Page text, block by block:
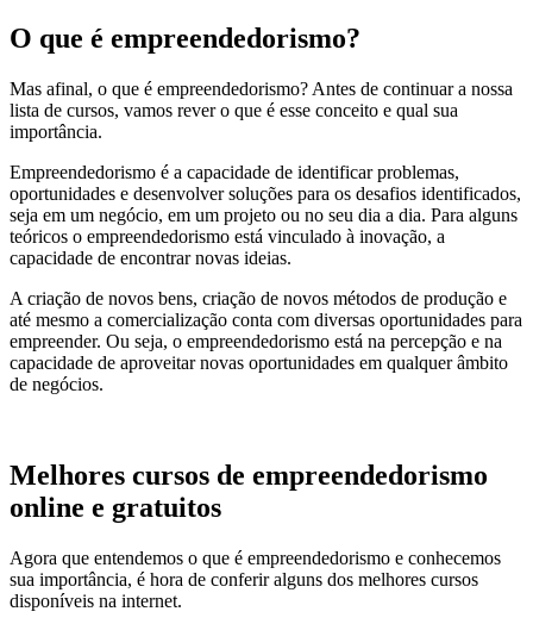
O que é empreendedorismo?
Mas afinal, o que é empreendedorismo? Antes de continuar a nossa
lista de cursos, vamos rever o que é esse conceito e qual sua
importância.
Empreendedorismo é a capacidade de identificar problemas,
oportunidades e desenvolver soluções para os desafios identificados,
seja em um negócio, em um projeto ou no seu dia a dia. Para alguns
teóricos o empreendedorismo está vinculado à inovação, a
capacidade de encontrar novas ideias.
A criação de novos bens, criação de novos métodos de produção e
até mesmo a comercialização conta com diversas oportunidades para
empreender. Ou seja, o empreendedorismo está na percepção e na
capacidade de aproveitar novas oportunidades em qualquer âmbito
de negócios.
Melhores cursos de empreendedorismo
online e gratuitos
Agora que entendemos o que é empreendedorismo e conhecemos
sua importância, é hora de conferir alguns dos melhores cursos
disponíveis na internet.